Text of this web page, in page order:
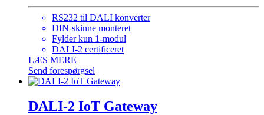
RS232 til DALI konverter
DIN-skinne monteret
Fylder kun 1-modul
DALI-2 certificeret
LÆS MERE
Send forespørgsel
DALI-2 IoT Gateway